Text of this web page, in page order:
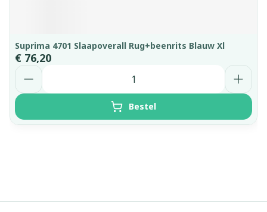
Suprima 4701 Slaapoverall Rug+beenrits Blauw Xl
€ 76,20
Aantal
Bestel